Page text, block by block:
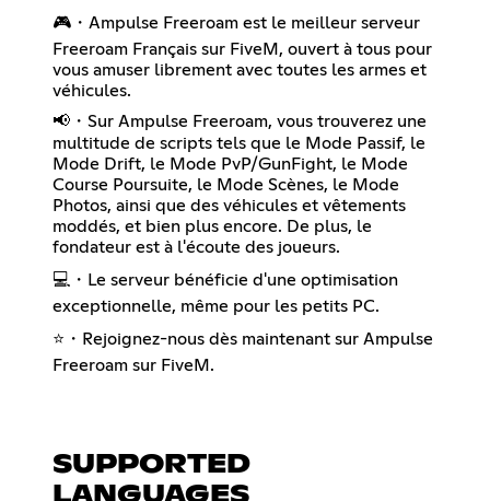
🎮・Ampulse Freeroam est le meilleur serveur
Freeroam Français sur FiveM, ouvert à tous pour
vous amuser librement avec toutes les armes et
véhicules.
📢・Sur Ampulse Freeroam, vous trouverez une
multitude de scripts tels que le Mode Passif, le
Mode Drift, le Mode PvP/GunFight, le Mode
Course Poursuite, le Mode Scènes, le Mode
Photos, ainsi que des véhicules et vêtements
moddés, et bien plus encore. De plus, le
fondateur est à l'écoute des joueurs.
💻・Le serveur bénéficie d'une optimisation
exceptionnelle, même pour les petits PC.
⭐・Rejoignez-nous dès maintenant sur Ampulse
Freeroam sur FiveM.
SUPPORTED